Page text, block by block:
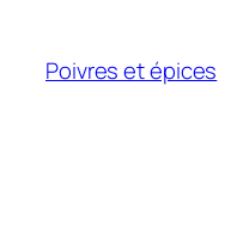
contenu
Poivres et épices